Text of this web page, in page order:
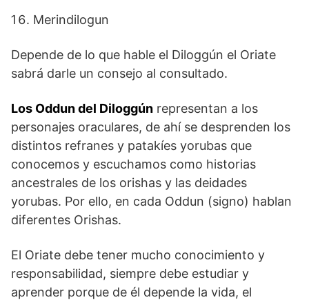
Merindilogun
Depende de lo que hable el Diloggún el Oriate
sabrá darle un consejo al consultado.
Los Oddun del Diloggún representan a los
personajes oraculares, de ahí se desprenden los
distintos refranes y patakíes yorubas que
conocemos y escuchamos como historias
ancestrales de los orishas y las deidades
yorubas. Por ello, en cada Oddun (signo) hablan
diferentes Orishas.
El Oriate debe tener mucho conocimiento y
responsabilidad, siempre debe estudiar y
aprender porque de él depende la vida, el